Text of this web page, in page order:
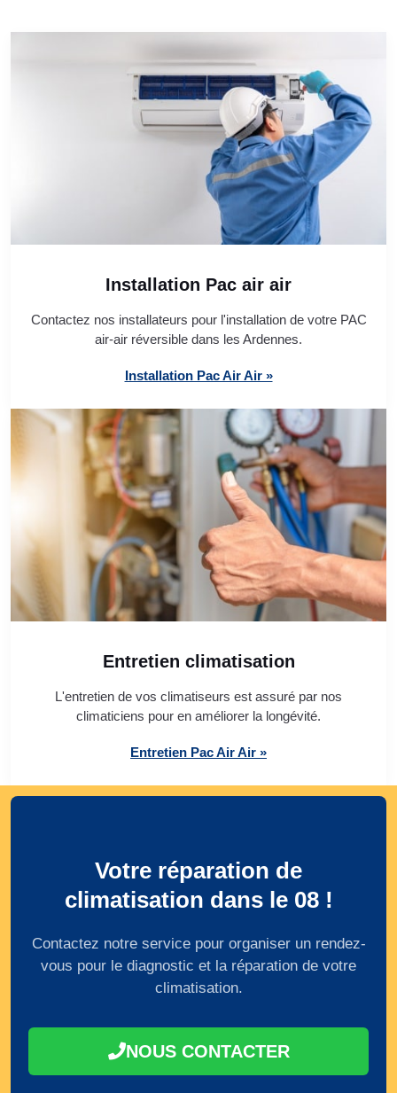
Installation Pac air air
Contactez nos installateurs pour l'installation de votre PAC
air-air réversible dans les Ardennes.
Installation Pac Air Air »
Entretien climatisation
L'entretien de vos climatiseurs est assuré par nos
climaticiens pour en améliorer la longévité.
Entretien Pac Air Air »
Votre réparation de
climatisation dans le 08 !
Contactez notre service pour organiser un rendez-
vous pour le diagnostic et la réparation de votre
climatisation.
NOUS CONTACTER